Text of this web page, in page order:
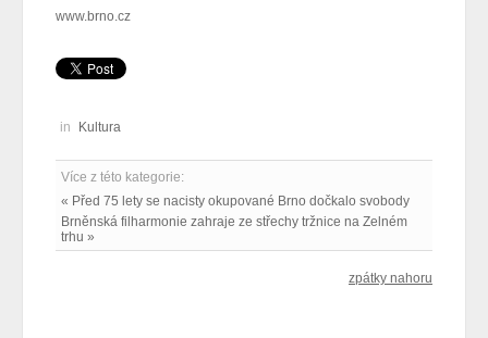
www.brno.cz
in Kultura
Více z této kategorie:
« Před 75 lety se nacisty okupované Brno dočkalo svobody
Brněnská filharmonie zahraje ze střechy tržnice na Zelném
trhu »
zpátky nahoru